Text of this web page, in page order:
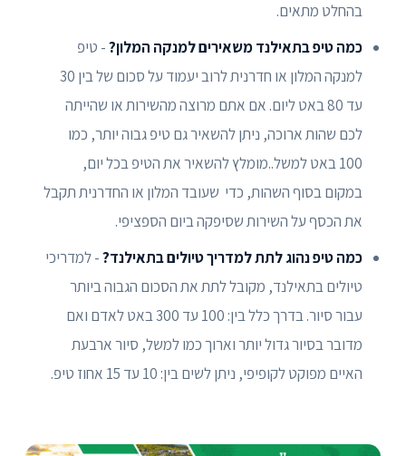
בהחלט מתאים.
כמה טיפ בתאילנד משאירים למנקה המלון?- טיפ
למנקה המלון או חדרנית לרוב יעמוד על סכום של בין 30
עד 80 באט ליום. אם אתם מרוצה מהשירות או שהייתה
לכם שהות ארוכה, ניתן להשאיר גם טיפ גבוה יותר, כמו
100 באט למשל..מומלץ להשאיר את הטיפ בכל יום,
במקום בסוף השהות, כדי שעובד המלון או החדרנית תקבל
את הכסף על השירות שסיפקה ביום הספציפי.
כמה טיפ נהוג לתת למדריך טיולים בתאילנד?- למדריכי
טיולים בתאילנד, מקובל לתת את הסכום הגבוה ביותר
עבור סיור. בדרך כלל בין: 100 עד 300 באט לאדם ואם
מדובר בסיור גדול יותר וארוך כמו למשל, סיור ארבעת
האיים מפוקט לקופיפי, ניתן לשים בין: 10 עד 15 אחוז טיפ.